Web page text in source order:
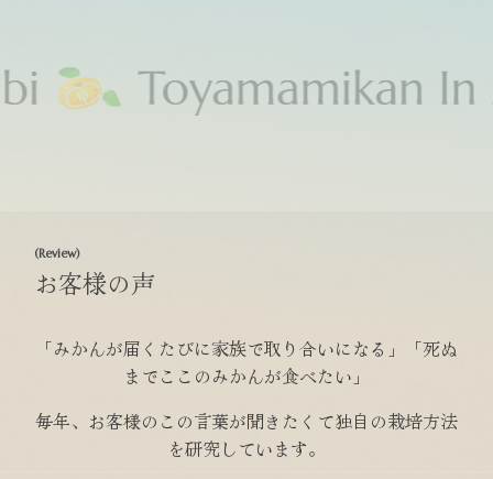
(Review)
お客様の声
「みかんが届くたびに家族で取り合いになる」「死ぬ
までここのみかんが食べたい」
毎年、お客様のこの言葉が聞きたくて独自の栽培方法
を研究しています。